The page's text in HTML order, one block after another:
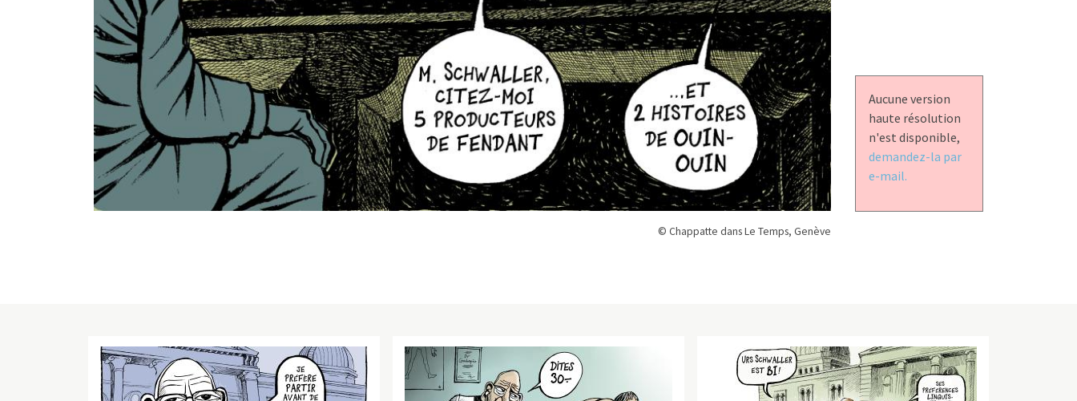
© Chappatte dans Le Temps, Genève
Aucune version
haute résolution
n'est disponible,
demandez-la par
e-mail.